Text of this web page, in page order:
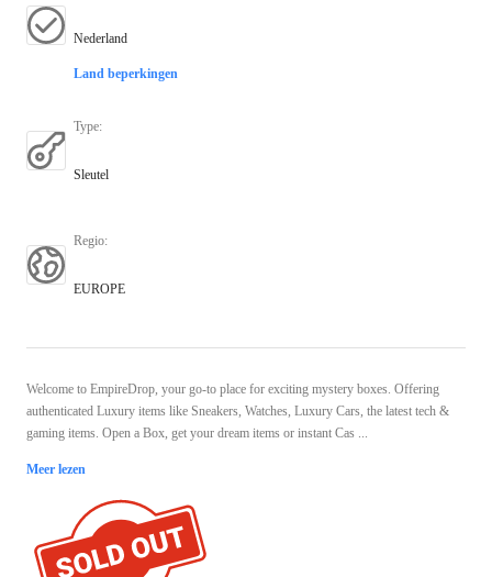
Nederland
Land beperkingen
Type:
Sleutel
Regio:
EUROPE
Welcome to EmpireDrop, your go-to place for exciting mystery boxes. Offering
authenticated Luxury items like Sneakers, Watches, Luxury Cars, the latest tech &
gaming items. Open a Box, get your dream items or instant Cas ...
Meer lezen